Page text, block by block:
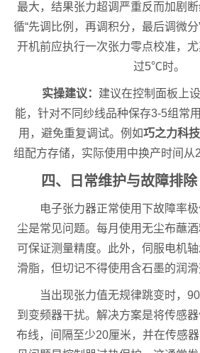
最大，结果张力超调严重反而加剧
循“先调比例，再调积分，最后调微
开机前应执行一次张力零点校准，
过5℃时。
实操建议： 建议在控制面板上
能，针对不同纱线品种保存3-5组常
用，避免重复调试。例如巧之力科技
组配方存储，实际使用中换产时间从
四、日常维护与故障排除
电子张力器正常使用下故障率
尘是常见问题。每月使用无尘布蘸酒
可保证测量精度。此外，伺服电机
滑脂，但切记不得使用含石墨的润滑
当出现张力值无规律跳变时，
到变频器干扰。解决方案是将传感
布线，间隔至少20厘米，并在传感